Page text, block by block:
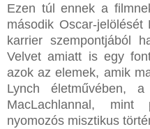
Ezen túl ennek a
második Oscar-
karrier szempontjából
Velvet amiatt is egy
azok az elemek, amik
Lynch életművében,
MacLachlannal, mint
nyomozós misztikus